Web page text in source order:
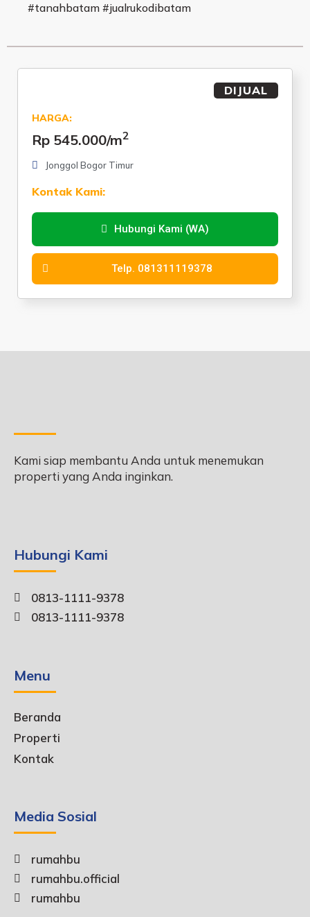
#tanahbatam #jualrukodibatam
DIJUAL
HARGA:
Rp 545.000/m2
Jonggol Bogor Timur
Kontak Kami:
Hubungi Kami (WA)
Telp. 081311119378
Kami siap membantu Anda untuk menemukan
properti yang Anda inginkan.
Hubungi Kami
0813-1111-9378
0813-1111-9378
Menu
Beranda
Properti
Kontak
Media Sosial
rumahbu
rumahbu.official
rumahbu